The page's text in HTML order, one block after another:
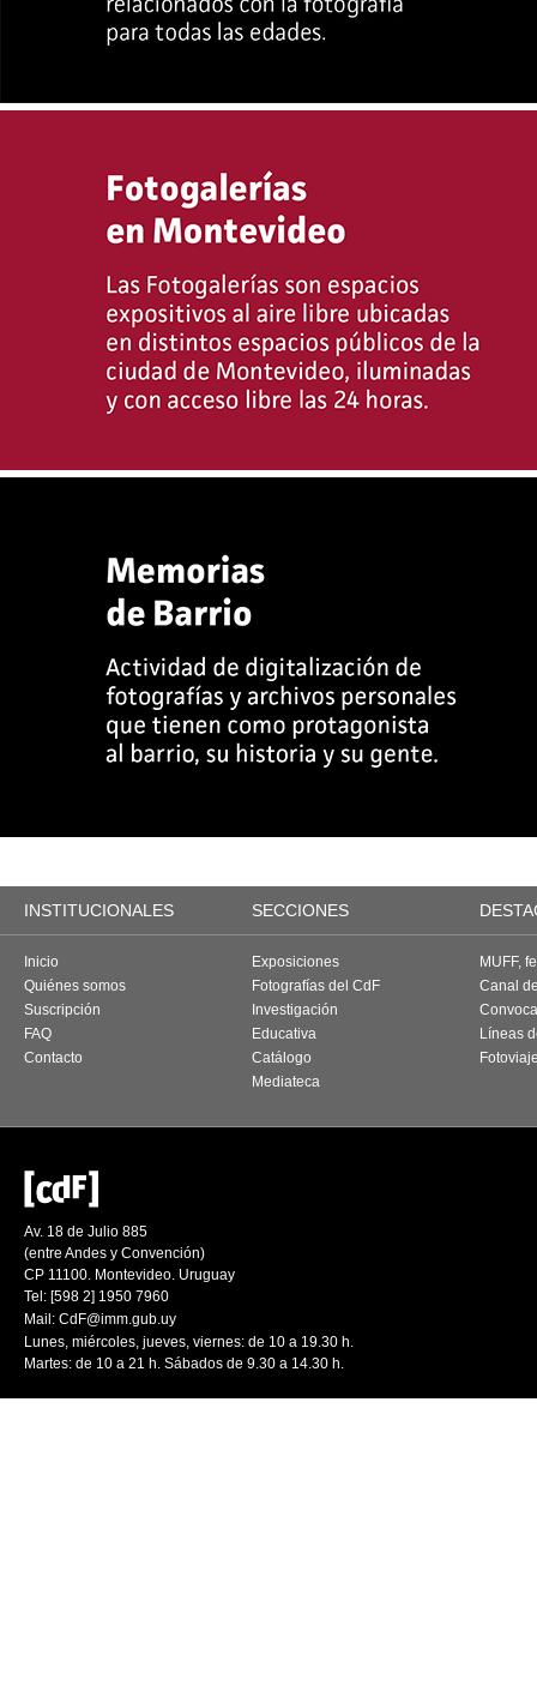
INSTITUCIONALES SECCIONES
Inicio
Quiénes somos
Suscripción
FAQ
Contacto
Exposiciones
Fotografías del CdF
Investigación
Educativa
Catálogo
Mediateca
MUFF,
Canal
Líneas
Av. 18 de Julio 885
(entre Andes y Convención)
CP 11100. Montevideo. Uruguay
Tel: [598 2] 1950 7960
Mail: CdF@imm.gub.uy
Lunes, miércoles, jueves, viernes: de 10 a 19.30 h.
Martes: de 10 a 21 h. Sábados de 9.30 a 14.30 h.